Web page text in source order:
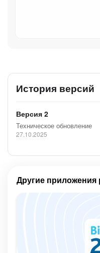
История версий
Версия 2
Техническое обновление
27.10.2025
Другие приложения